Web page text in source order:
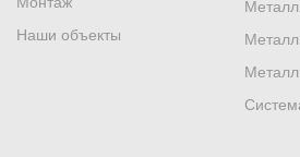
Наши объекты